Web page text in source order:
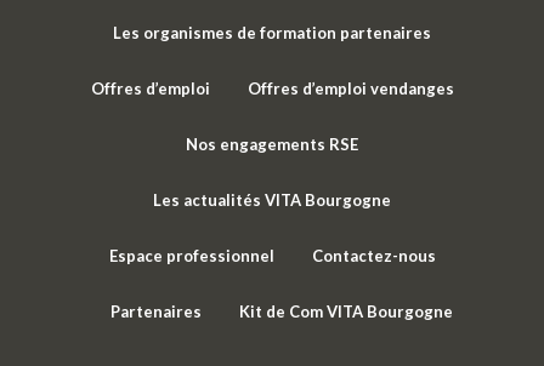
Les organismes de formation partenaires
Offres d’emploi Offres d’emploi vendanges
Nos engagements RSE
Les actualités VITA Bourgogne
Espace professionnel Contactez-nous
Partenaires Kit de Com VITA Bourgogne